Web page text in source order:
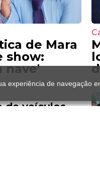
de Mara
show:
nave'
de veículos
experiência de navegação